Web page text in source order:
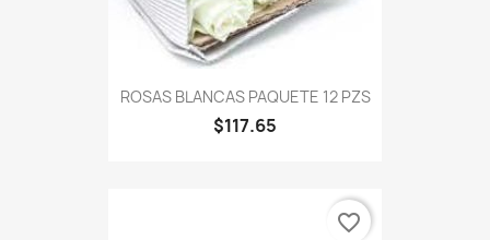
ROSAS BLANCAS PAQUETE 12 PZS
$117.65
favorite_border